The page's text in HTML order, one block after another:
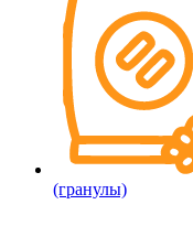
(гранулы)